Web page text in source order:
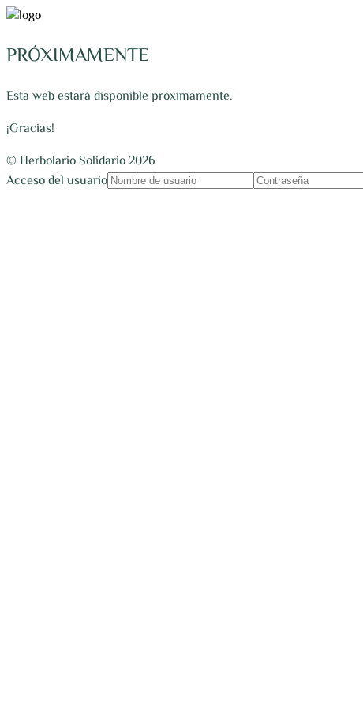
PRÓXIMAMENTE
Esta web estará disponible próximamente.
¡Gracias!
© Herbolario Solidario 2026
Acceso del usuario